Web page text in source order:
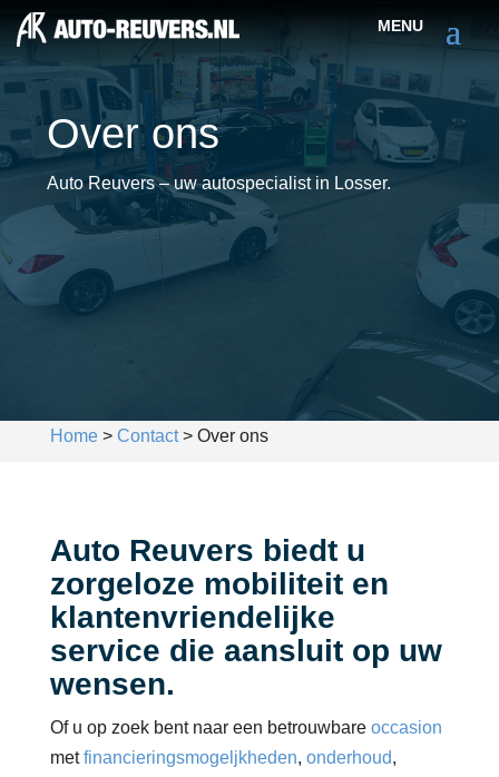
Over ons
Auto Reuvers – uw autospecialist in Losser.
Home> Contact> Over ons
Auto Reuvers biedt u
zorgeloze mobiliteit en
klantenvriendelijke
service die aansluit op uw
wensen.
Of u op zoek bent naar een betrouwbare occasion
metfinancieringsmogeljkheden, onderhoud,